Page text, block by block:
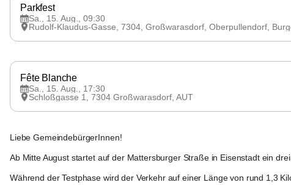
Parkfest
Sa., 15. Aug., 09:30
Rudolf-Klaudus-Gasse, 7304, Großwarasdorf, Oberpullendorf,
Fête Blanche
Sa., 15. Aug., 17:30
Schloßgasse 1, 7304 Großwarasdorf, AUT
Liebe GemeindebürgerInnen!
Ab Mitte August startet auf der Mattersburger Straße in Eisenstadt ein
Während der Testphase wird der Verkehr auf einer Länge von rund 1,3